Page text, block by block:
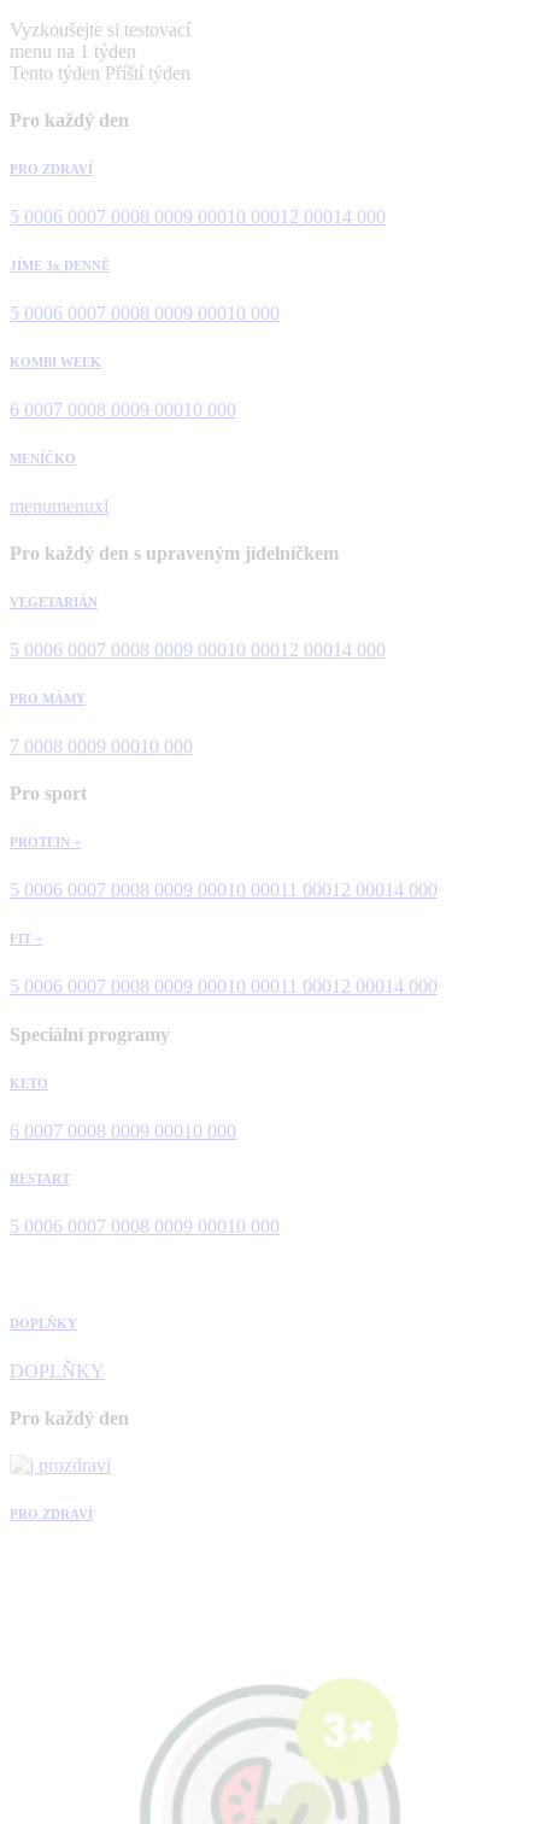
Vyzkoušejte si testovací
menu na 1 týden
Tento týden Příští týden
Pro každý den
PRO ZDRAVÍ
5 0006 0007 0008 0009 00010 00012 00014 000
JÍME 3x DENNĚ
5 0006 0007 0008 0009 00010 000
KOMBI WEEK
6 0007 0008 0009 00010 000
MENÍČKO
menumenuxl
Pro každý den s upraveným jídelníčkem
VEGETARIÁN
5 0006 0007 0008 0009 00010 00012 00014 000
PRO MÁMY
7 0008 0009 00010 000
Pro sport
PROTEIN +
5 0006 0007 0008 0009 00010 00011 00012 00014 000
FIT +
5 0006 0007 0008 0009 00010 00011 00012 00014 000
Speciální programy
KETO
6 0007 0008 0009 00010 000
RESTART
5 0006 0007 0008 0009 00010 000
DOPLŇKY
DOPLŇKY
Pro každý den
PRO ZDRAVÍ